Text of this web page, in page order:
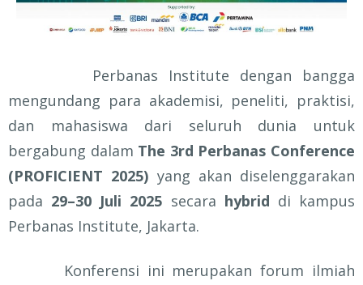
Perbanas Institute dengan bangga
mengundang para akademisi, peneliti, praktisi,
dan mahasiswa dari seluruh dunia untuk
bergabung dalam The 3rd Perbanas Conference
(PROFICIENT 2025) yang akan diselenggarakan
pada 29–30 Juli 2025 secara hybrid di kampus
Perbanas Institute, Jakarta.
Konferensi ini merupakan forum ilmiah